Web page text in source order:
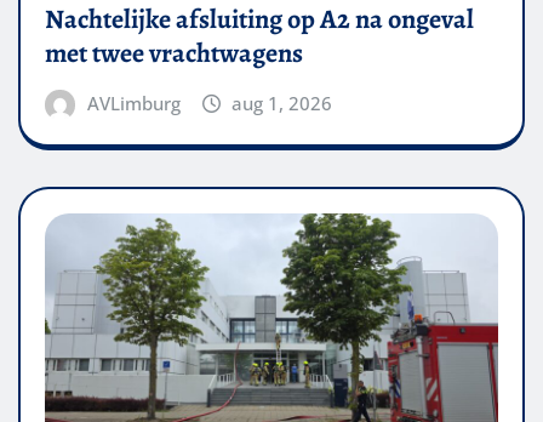
Nachtelijke afsluiting op A2 na ongeval
met twee vrachtwagens
AVLimburg aug 1, 2026